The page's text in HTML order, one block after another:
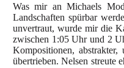
Was mir an Michaels
Landschaften spürbar
unvertraut, wurde mir die
zwischen 1:05 Uhr und 2
Kompositionen,
übertrieben. Nelsen streute